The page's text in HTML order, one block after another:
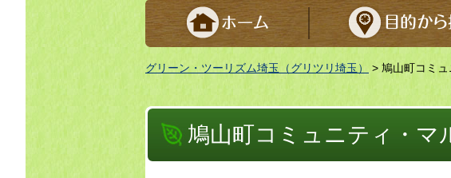
グリーン・ツーリズム埼玉（グリツリ埼玉） > 鳩山町コミ
鳩山町コミュニティ・マ